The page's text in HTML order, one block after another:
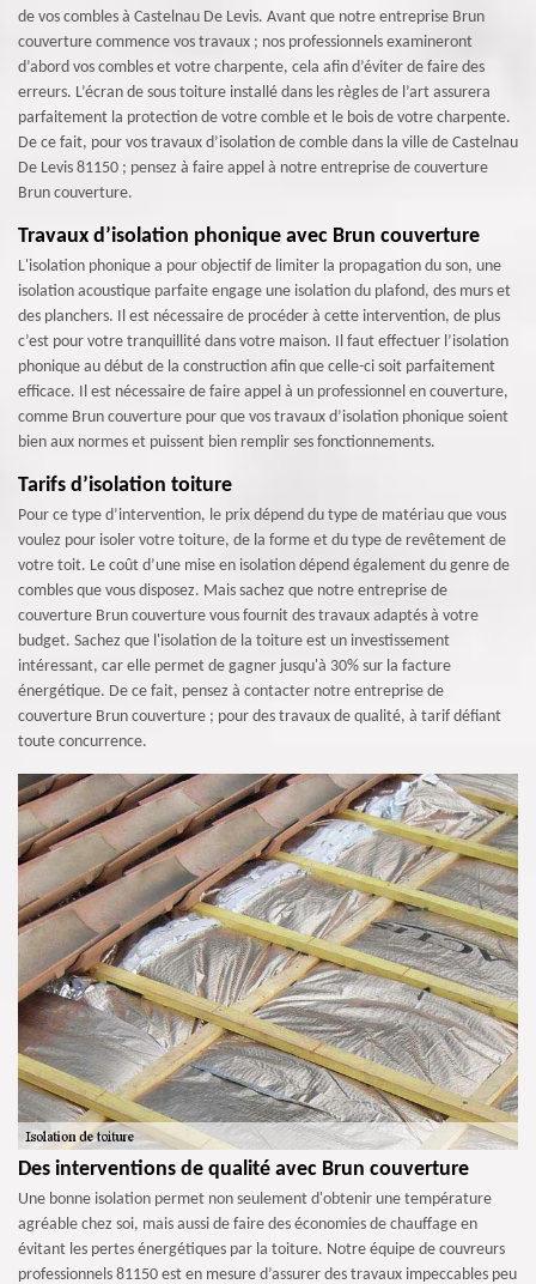
de vos combles à Castelnau De Levis. Avant que notre entreprise Brun
couverture commence vos travaux ; nos professionnels examineront
d’abord vos combles et votre charpente, cela afin d’éviter de faire des
erreurs. L’écran de sous toiture installé dans les règles de l’art assurera
parfaitement la protection de votre comble et le bois de votre charpente.
De ce fait, pour vos travaux d’isolation de comble dans la ville de Castelnau
De Levis 81150 ; pensez à faire appel à notre entreprise de couverture
Brun couverture.
Travaux d’isolation phonique avec Brun couverture
L'isolation phonique a pour objectif de limiter la propagation du son, une
isolation acoustique parfaite engage une isolation du plafond, des murs et
des planchers. Il est nécessaire de procéder à cette intervention, de plus
c’est pour votre tranquillité dans votre maison. Il faut effectuer l’isolation
phonique au début de la construction afin que celle-ci soit parfaitement
efficace. Il est nécessaire de faire appel à un professionnel en couverture,
comme Brun couverture pour que vos travaux d’isolation phonique soient
bien aux normes et puissent bien remplir ses fonctionnements.
Tarifs d’isolation toiture
Pour ce type d’intervention, le prix dépend du type de matériau que vous
voulez pour isoler votre toiture, de la forme et du type de revêtement de
votre toit. Le coût d’une mise en isolation dépend également du genre de
combles que vous disposez. Mais sachez que notre entreprise de
couverture Brun couverture vous fournit des travaux adaptés à votre
budget. Sachez que l'isolation de la toiture est un investissement
intéressant, car elle permet de gagner jusqu'à 30% sur la facture
énergétique. De ce fait, pensez à contacter notre entreprise de
couverture Brun couverture ; pour des travaux de qualité, à tarif défiant
toute concurrence.
Des interventions de qualité avec Brun couverture
Une bonne isolation permet non seulement d'obtenir une température
agréable chez soi, mais aussi de faire des économies de chauffage en
évitant les pertes énergétiques par la toiture. Notre équipe de couvreurs
professionnels 81150 est en mesure d’assurer des travaux impeccables peu